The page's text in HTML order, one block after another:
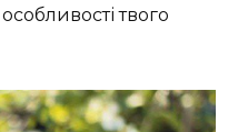
твого